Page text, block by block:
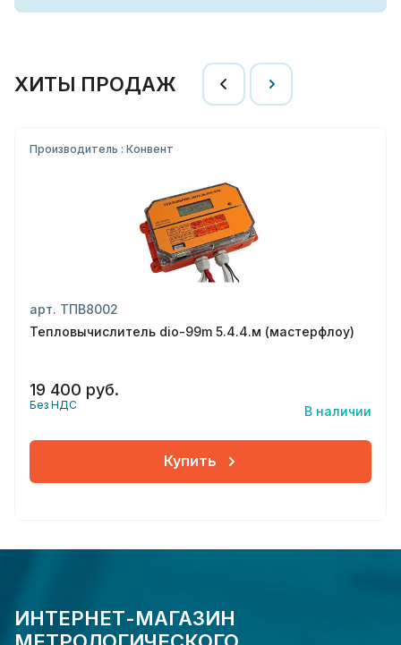
ХИТЫ ПРОДАЖ
Производитель : Конвент
арт. ТПВ8002
Тепловычислитель dio-99m 5.4.4.м (мастерфлоу)
19 400 руб.
Без НДС В наличии
Купить
ИНТЕРНЕТ-МАГАЗИН